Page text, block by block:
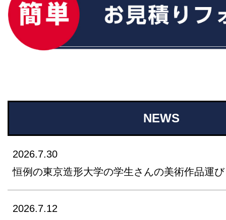
NEWS
2026.7.30
恒例の東京造形大学の学生さんの美術作品運び
2026.7.12